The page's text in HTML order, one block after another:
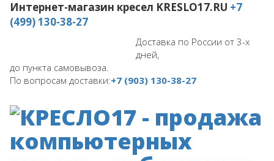
Интернет-магазин кресел KRESLO17.RU +7
(499) 130-38-27
Доставка по России от 3-х
дней,
до пункта самовывоза.
По вопросам доставки:+7 (903) 130-38-27